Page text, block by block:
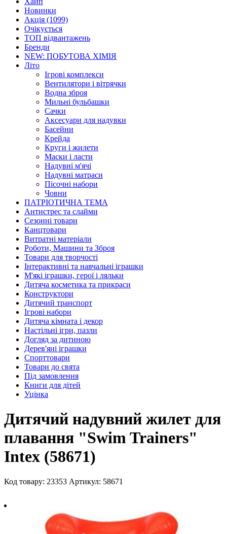
Новинки
Акція (1099)
Очікується
ТОП відвантажень
Бренди
NEW: ПОБУТОВА ХІМІЯ
Літо
Ігрові комплекси
Вентилятори і вітрячки
Водна зброя
Мильні бульбашки
Сачки
Аксесуари для надувки
Басейни
Крейда
Круги і жилети
Маски і ласти
Надувні м'ячі
Надувні матраси
Пісочні набори
Човни
ПАТРІОТИЧНА ТЕМА
Антистрес та слайми
Сезонні товари
Канцтовари
Витратні матеріали
Роботи, Машини та Зброя
Товари для творчості
Інтерактивні та навчальні іграшки
М'які іграшки, герої і ляльки
Дитяча косметика та прикраси
Конструктори
Дитячий транспорт
Ігрові набори
Дитяча кімната і декор
Настільні ігри, пазли
Догляд за дитиною
Дерев'яні іграшки
Спорттовари
Товари до свята
Під замовлення
Книги для дітей
Уцінка
Дитячий надувний жилет для
плавання "Swim Trainers"
Intex (58671)
Код товару: 23353 Артикул: 58671